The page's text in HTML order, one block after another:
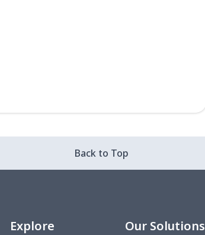
Back to Top
Explore Our Solutions